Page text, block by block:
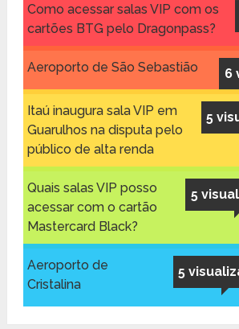
Como acessar salas VIP com os
cartões BTG pelo Dragonpass?
6
Aeroporto de São Sebastião
5
Itaú inaugura sala VIP em
Guarulhos na disputa pelo
público de alta renda
5
Quais salas VIP posso
acessar com o cartão
Mastercard Black?
5
Aeroporto de
Cristalina